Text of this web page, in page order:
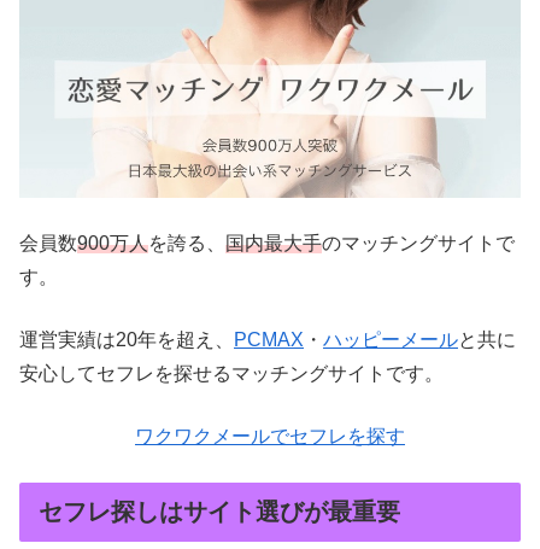
会員数900万人を誇る、 国内最大手のマッチングサイトで
す。
運営実績は20年を超え、 PCMAX ・ ハッピーメールと共に
安心してセフレを探せるマッチングサイトです。
ワクワクメールでセフレを探す
セフレ探しはサイト選びが最重要